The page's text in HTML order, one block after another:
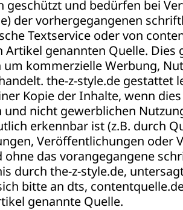
geschützt und bedürfen bei
der vorhergegangenen
Textservice oder von
Artikel genannten Quelle. Dies
um kommerzielle Werbung,
the-z-style.de gestattet
Kopie der Inhalte, wenn
und nicht gewerblichen
erkennbar ist (z.B. durch
Veröffentlichungen oder
ohne das vorangegangene
durch the-z-style.de,
bitte an dts,
genannte Quelle.